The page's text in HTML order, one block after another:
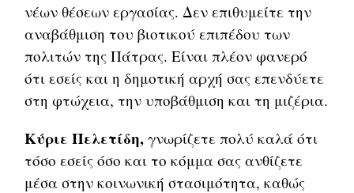
νέων θέσεων εργασίας. Δεν επιθυμείτε την
αναβάθμιση του βιοτικού επιπέδου των
πολιτών της Πάτρας. Είναι πλέον φανερό
ότι εσείς και η δημοτική αρχή σας επενδύετε
στη φτώχεια, την υποβάθμιση και τη μιζέρια.
Κύριε Πελετίδη,γνωρίζετε πολύ καλά ότι
τόσο εσείς όσο και το κόμμα σας ανθίζετε
μέσα στην κοινωνική στασιμότητα, καθώς